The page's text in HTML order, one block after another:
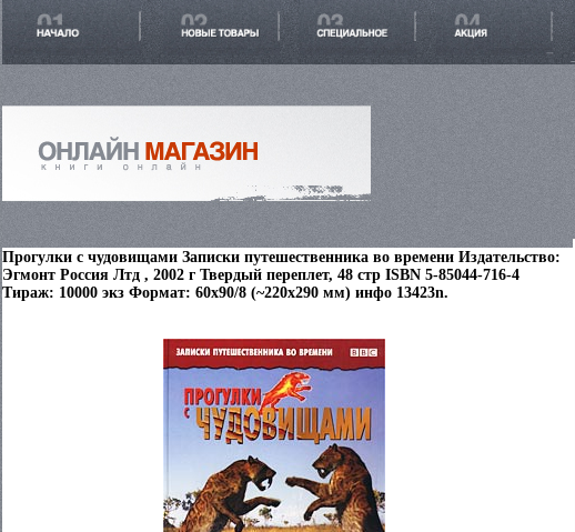
Прогулки с чудовищами Записки путешественника во времени Издательство:
Эгмонт Россия Лтд , 2002 г Твердый переплет, 48 стр ISBN 5-85044-716-4
Тираж: 10000 экз Формат: 60x90/8 (~220х290 мм) инфо 13423n.